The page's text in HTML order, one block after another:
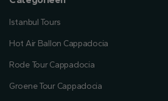
Istanbul Tours
Hot Air Ballon Cappadocia
Rode Tour Cappadocia
Groene Tour Cappadocia